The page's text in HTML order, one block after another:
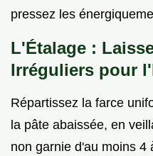
pressez les
L'Étalage :
Irréguliers pour
Répartissez la farce
la pâte abaissée, en
non garnie d'au moins 4